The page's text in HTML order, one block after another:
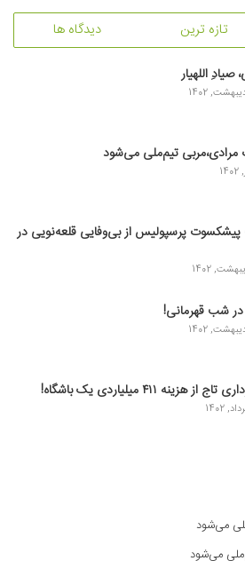
تازه ترین دیدگاه ها
صیادِ اللهیار
مرادی،مربی تیم‌ملی می‌شود
پیشکسوت پرسپولیس از بی‌وفایی قلعه‌نویی در
شب قهرمانی!
از هزینه ۴۱۱ میلیاردی یک باشگاه!
می‌شود
می‌شود